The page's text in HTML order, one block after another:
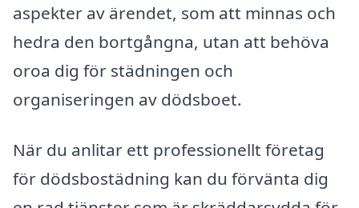
aspekter av ärendet, som att minnas och
hedra den bortgångna, utan att behöva
oroa dig för städningen och
organiseringen av dödsboet.
När du anlitar ett professionellt företag
för dödsbostädning kan du förvänta dig